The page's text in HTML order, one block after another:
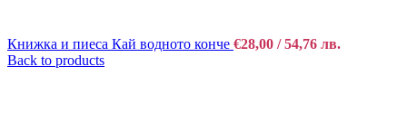
Книжка и пиеса Кай водното конче €28,00 / 54,76 лв.
Back to products